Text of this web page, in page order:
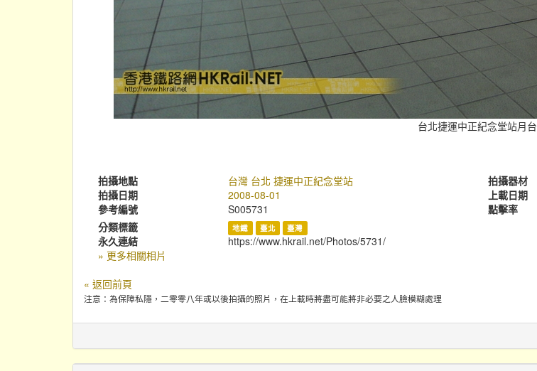
台北捷運中正紀念堂站月台
拍攝地點 台灣 台北 捷運中正紀念堂站 拍攝器材
拍攝日期
2008-08-01 上載日期
參考編號
S005731 點擊率
分類標籤
地鐵 臺北 臺灣
永久連結
https://www.hkrail.net/Photos/5731/
» 更多相關相片
« 返回前頁
注意：為保障私隱，二零零八年或以後拍攝的照片，在上載時將盡可能將非必要之人臉模糊處理